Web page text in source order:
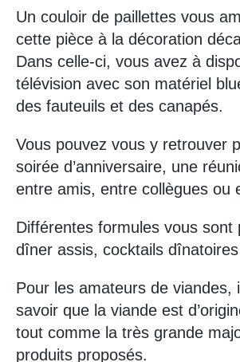
Un couloir de paillettes vous
cette pièce à la décoration
Dans celle-ci, vous avez à
télévision avec son matériel
des fauteuils et des canapés.
Vous pouvez vous y retrouver
soirée d’anniversaire, une
entre amis, entre collègues ou
Différentes formules vous sont
dîner assis, cocktails
Pour les amateurs de viandes,
savoir que la viande est
tout comme la très grande
produits proposés.